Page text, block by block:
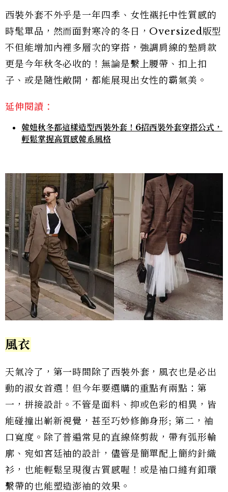
西裝外套不外乎是一年四季、女性襯托中性質感的
時髦單品，然而面對寒冷的冬日，Oversized版型
不但能增加內裡多層次的穿搭，強調肩線的墊肩款
更是今年秋冬必收的！無論是繫上腰帶、扣上扣
子、或是隨性敞開，都能展現出女性的霸氣美。
延伸閱讀：
韓妞秋冬都這樣造型西裝外套！6招西裝外套穿搭公式，
輕鬆掌握高質感韓系風格
風衣
天氣冷了，第一時間除了西裝外套，風衣也是必出
動的淑女首選！但今年要選購的重點有兩點：第
一，拼接設計。不管是面料、抑或色彩的相異，皆
能碰撞出嶄新視覺，甚至巧妙修飾身形; 第二，袖
口寬度。除了普遍常見的直線條剪裁，帶有弧形輪
廓、宛如宮廷袖的設計，儘管是簡單配上簡約針織
衫，也能輕鬆呈現復古質感喔！或是袖口縫有釦環
繫帶的也能塑造澎袖的效果。